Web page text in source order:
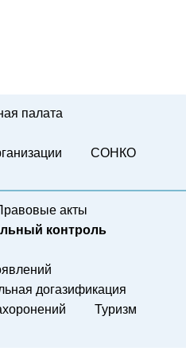
палата
СОНКО
акты
контроль
догазификация
Туризм